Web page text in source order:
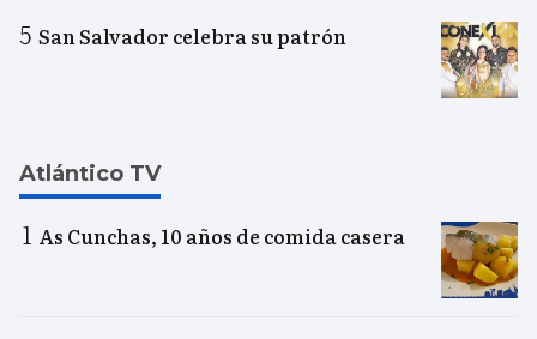
San Salvador celebra su patrón
Atlántico TV
As Cunchas, 10 años de comida casera